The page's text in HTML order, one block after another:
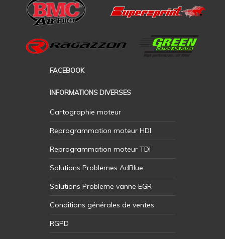
FACEBOOK
INFORMATIONS DIVERSES
Cartographie moteur
Reprogrammation moteur HDI
Reprogrammation moteur TDI
Solutions Problemes AdBlue
Solutions Probleme vanne EGR
Conditions générales de ventes
RGPD